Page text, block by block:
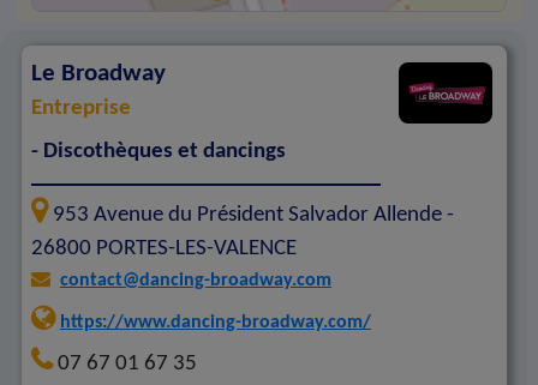
Le Broadway
Entreprise
- Discothèques et dancings
953 Avenue du Président Salvador Allende -
26800 PORTES-LES-VALENCE
contact@dancing-broadway.com
https://www.dancing-broadway.com/
07 67 01 67 35